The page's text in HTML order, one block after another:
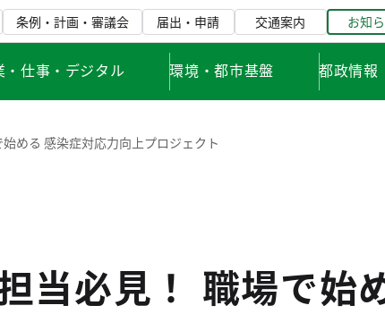
条例・計画・審議会 届出・申請 交通案内 お知
・仕事・デジタル 環境・都市基盤 都政情報
める 感染症対応力向上プロジェクト
当必見！ 職場で始